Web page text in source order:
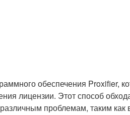
обеспечения Proxifier,
лицензии. Этот способ
проблемам, таким